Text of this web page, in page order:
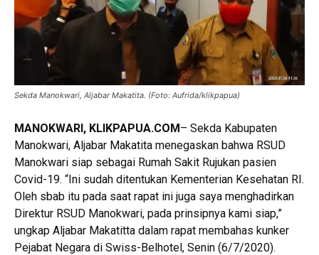
Sekda Manokwari, Aljabar Makatita. (Foto: Aufrida/klikpapua)
MANOKWARI, KLIKPAPUA.COM– Sekda Kabupaten
Manokwari, Aljabar Makatita menegaskan bahwa RSUD
Manokwari siap sebagai Rumah Sakit Rujukan pasien
Covid-19. “Ini sudah ditentukan Kementerian Kesehatan RI.
Oleh sbab itu pada saat rapat ini juga saya menghadirkan
Direktur RSUD Manokwari, pada prinsipnya kami siap,”
ungkap Aljabar Makatitta dalam rapat membahas kunker
Pejabat Negara di Swiss-Belhotel, Senin (6/7/2020).